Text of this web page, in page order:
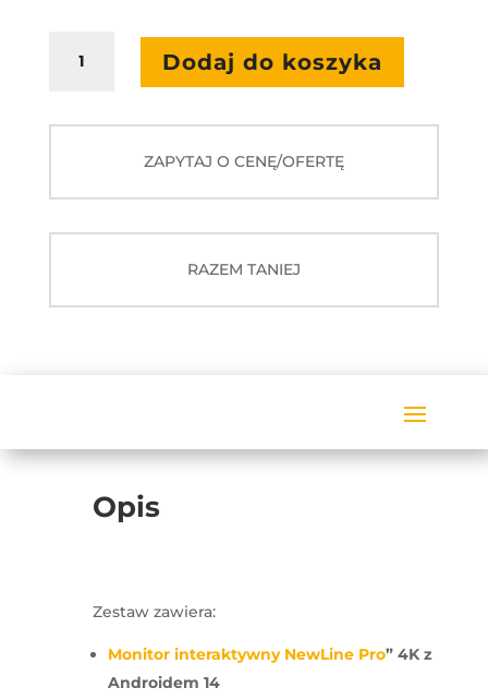
8
650,00 zł.
Monitor
programem
Dodaj do koszyka
ZAPYTAJ O CENĘ/OFERTĘ
RAZEM TANIEJ
Opis
Zestaw zawiera:
Monitor interaktywny NewLine Pro” 4K z
Androidem 14